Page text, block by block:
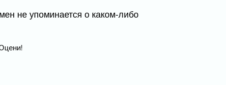
не упоминается о каком-либо